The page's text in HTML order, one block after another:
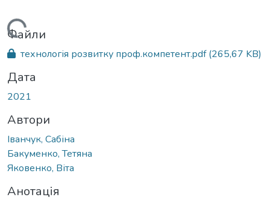
Файли
технологія розвитку проф.компетент.pdf(265,67 KB)
Дата
2021
Автори
Іванчук, Сабіна
Бакуменко, Тетяна
Яковенко, Віта
Анотація